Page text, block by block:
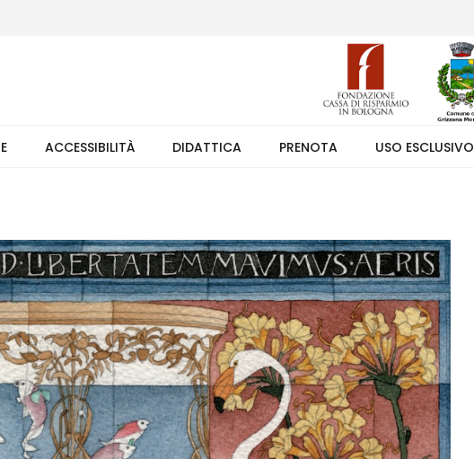
+39 351 7373891 orario 9.00-17.30). Ingresso solo su prenotazione.
ACCESSIBILITÀ DIDATTICA PRENOTA USO ESCLUSIVO